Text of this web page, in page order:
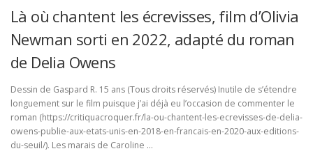
Là où chantent les écrevisses, film d’Olivia
Newman sorti en 2022, adapté du roman
de Delia Owens
Dessin de Gaspard R. 15 ans (Tous droits réservés) Inutile de s’étendre
longuement sur le film puisque j’ai déjà eu l’occasion de commenter le
roman (https://critiquacroquer.fr/la-ou-chantent-les-ecrevisses-de-delia-
owens-publie-aux-etats-unis-en-2018-en-francais-en-2020-aux-editions-
du-seuil/). Les marais de Caroline …